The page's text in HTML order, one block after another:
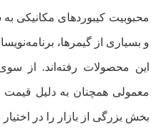
محبوبیت کیبوردهای مکانیکی
و بسیاری از گیمرها،
این محصولات رفته‌اند. از
معمولی همچنان به دلیل
بخش بزرگی از بازار را در اختیار